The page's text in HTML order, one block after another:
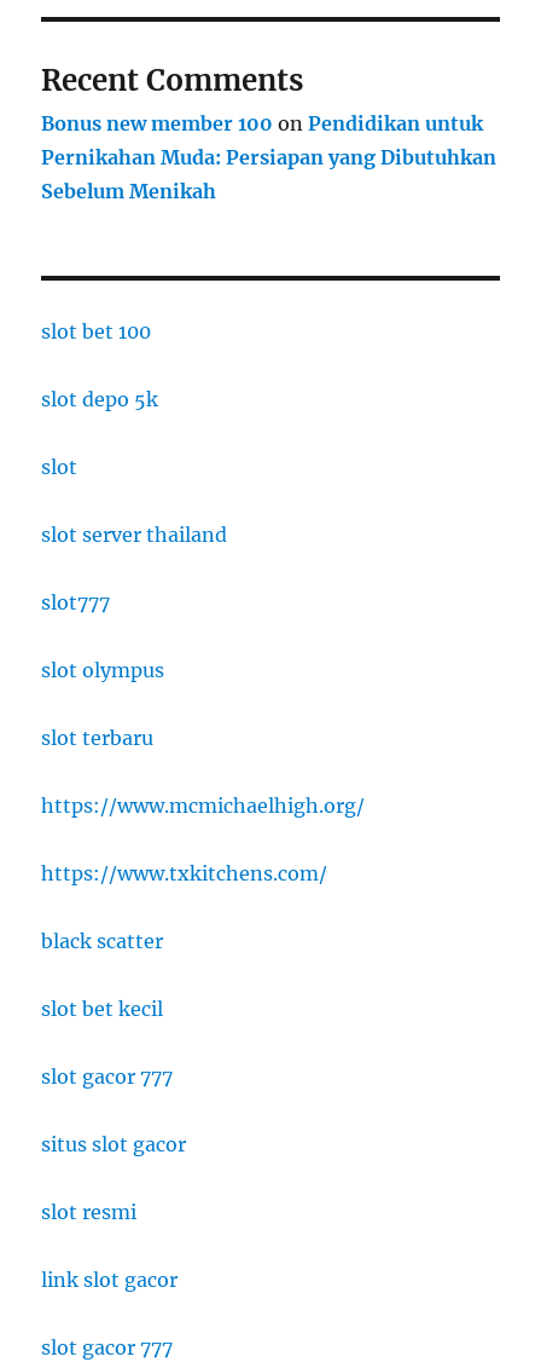
Recent Comments
Bonus new member 100 onPendidikan untuk
Pernikahan Muda: Persiapan yang Dibutuhkan
Sebelum Menikah
slot bet 100
slot depo 5k
slot
slot server thailand
slot777
slot olympus
slot terbaru
https://www.mcmichaelhigh.org/
https://www.txkitchens.com/
black scatter
slot bet kecil
slot gacor 777
situs slot gacor
slot resmi
link slot gacor
slot gacor 777